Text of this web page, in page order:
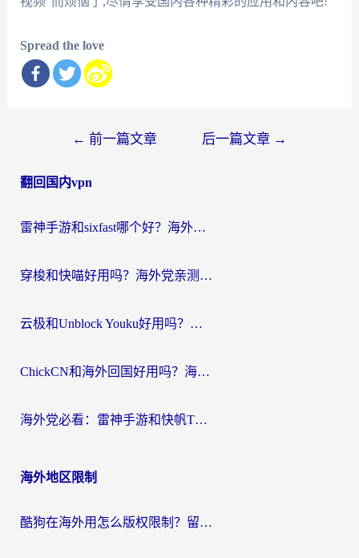
Spread the love
导
← 前一篇文章 后一篇文章 →
翻回国内vpn
雷神手游和sixfast哪个好？海外党亲测3款回国加速器，教你选对不踩坑
穿梭和快喵好用吗？海外党亲测：小众加速器对比+番茄加速器深度体验
云极和Unblock Youku好用吗？海外党亲测+2026回国加速器避坑指南
ChickCN和海外回国好用吗？海外党2026亲测：从手游到影音，选对加速器的3个关键
海外党必看：雷神手游和快帆TV版好用吗？3步选对回国加速器不踩坑
海外地区限制
酷狗在海外用怎么版权限制？留学生亲测：3步解决听国内音乐难题